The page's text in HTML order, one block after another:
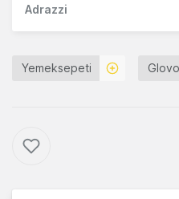
Adrazzi
Yemeksepeti Glovo